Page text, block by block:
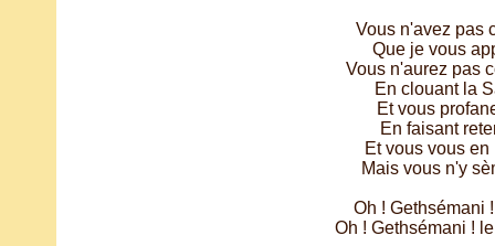
Vous n'avez pas
Que je vous
Vous n'aurez pas
En clouant la
Et vous
En faisant
Et vous vous
Mais vous n'y
Oh ! Gethsémani
Oh ! Gethsémani !